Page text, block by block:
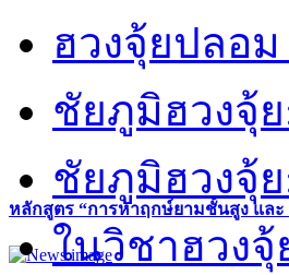
หลักสูตร “การหาฤกษ์ยามชั้นสูง แล
ฮวงจุ้ยปลอ
ชัยภูมิฮวงจุ้
ชัยภูมิฮวงจุ้ย
ในวิชาฮวง